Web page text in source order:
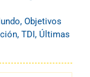
, Objetivos
, TDI, Últimas